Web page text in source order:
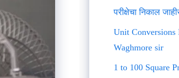
परीक्षेचा निकाल
Unit Conversions
Waghmore sir
1 to 100 Square